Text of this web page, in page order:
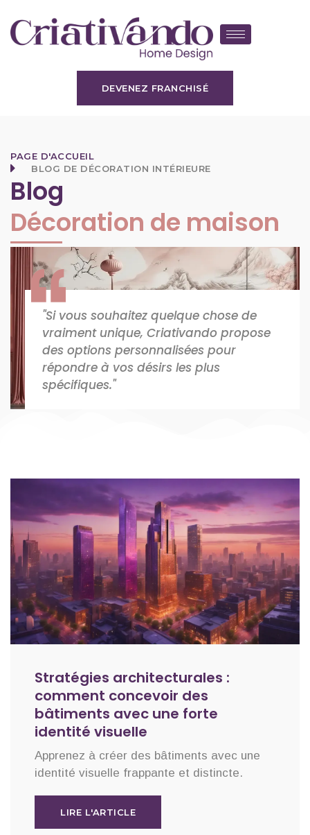
DEVENEZ FRANCHISÉ
PAGE D'ACCUEIL
BLOG DE DÉCORATION INTÉRIEURE
Blog
Décoration de maison
"Si vous souhaitez quelque chose de
vraiment unique, Criativando propose
des options personnalisées pour
répondre à vos désirs les plus
spécifiques."
Stratégies architecturales :
comment concevoir des
bâtiments avec une forte
identité visuelle
Apprenez à créer des bâtiments avec une
identité visuelle frappante et distincte.
LIRE L'ARTICLE